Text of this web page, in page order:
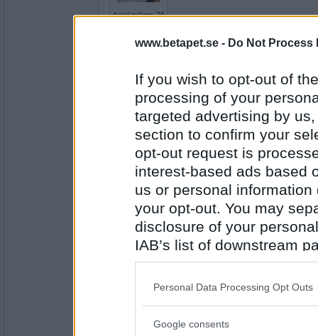
www.betapet.se - Do Not Process
If you wish to opt-out of
processing of your
targeted advertising by
section to confirm your
opt-out request is
interest-based ads based
us or personal
your opt-out. You may
disclosure of your
IAB’s list of downstream
also be disclosed by us
Downstream Participants
Please note that this
Personal Data Processing Opt Outs
Google consents
Antal inlägg: 76
heheckon
Antal inlägg:
volpe1964- Ej medlem längre
Antal inlägg:
6106
Absolut